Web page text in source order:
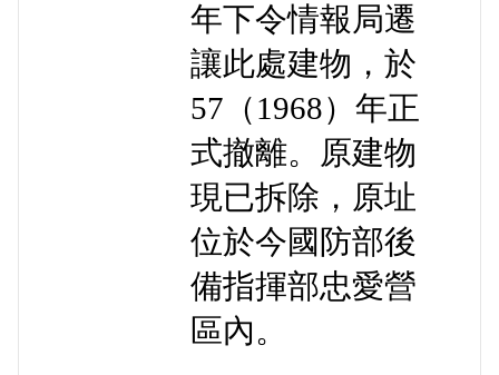
年下令情報局遷
讓此處建物，於
57（1968）年正
式撤離。原建物
現已拆除，原址
位於今國防部後
備指揮部忠愛營
區內。